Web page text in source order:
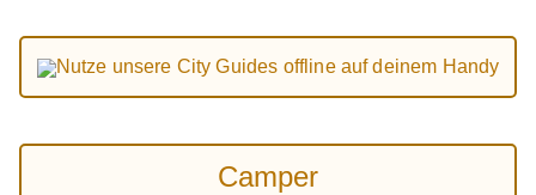
Nutze unsere City Guides offline auf deinem Handy
Camper